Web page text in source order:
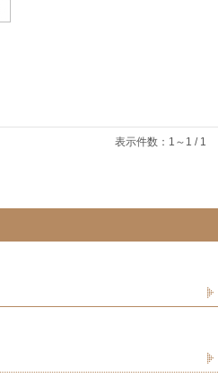
表示件数：1～1 / 1